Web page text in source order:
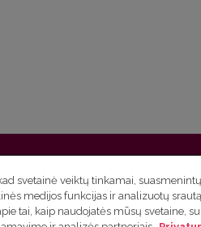
Filologijos fakultetas | Universiteto
ir tvarkaraščio klausimai) tel.
svetainė veiktų tinkamai,
medijos funkcijas ir analizuotų
tai, kaip naudojatės mūsų svetaine,